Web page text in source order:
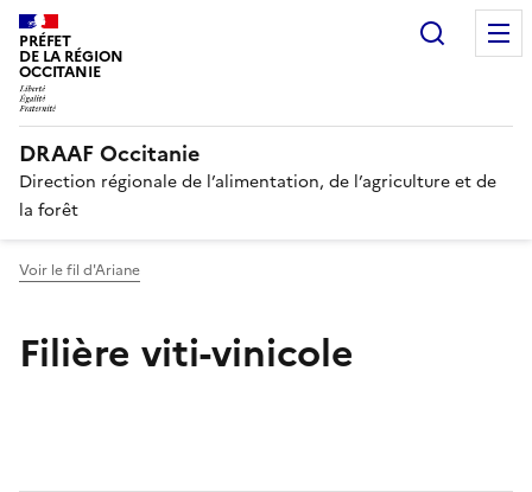
PRÉFET
DE LA RÉGION
OCCITANIE
DRAAF Occitanie
Direction régionale de l’alimentation, de l’agriculture et de
la forêt
Voir le fil d'Ariane
Filière viti-vinicole